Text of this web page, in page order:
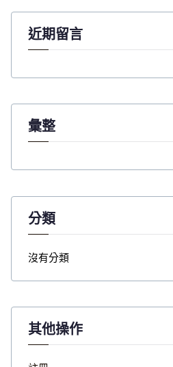
近期留言
彙整
分類
沒有分類
其他操作